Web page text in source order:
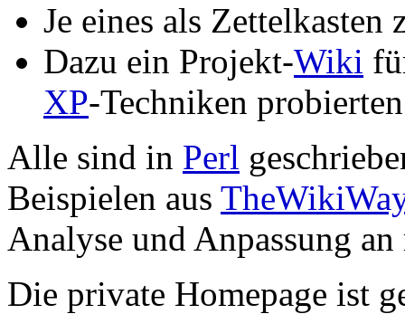
Je eines als
Dazu ein Projekt-Wiki
XP-Techniken
Alle sind in Perl
Beispielen aus
Analyse und Anpassung
Die private Homepage ist